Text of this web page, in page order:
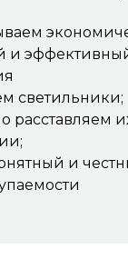
и
светильники;
расставляем
и